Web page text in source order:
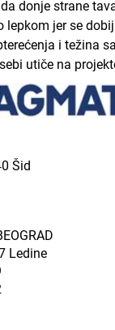
donje strane
lepkom jer se
i težina
utiče na
Šid
Ledine